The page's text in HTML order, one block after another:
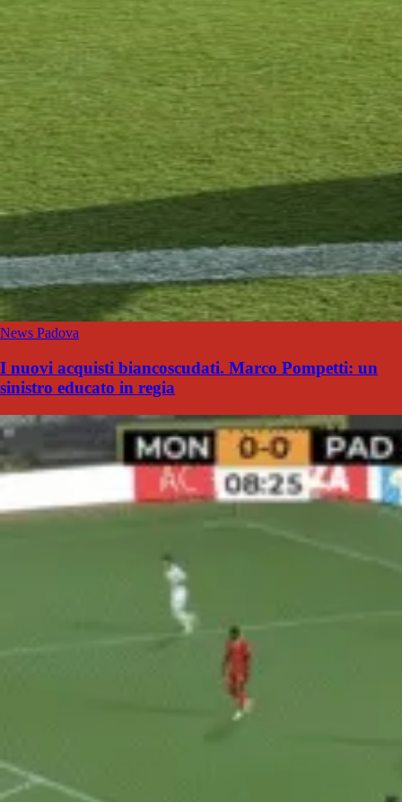
News Padova
I nuovi acquisti biancoscudati. Marco Pompetti: un
sinistro educato in regia